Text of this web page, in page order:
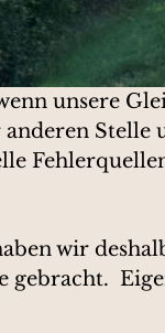
unsere
wir
gebracht.